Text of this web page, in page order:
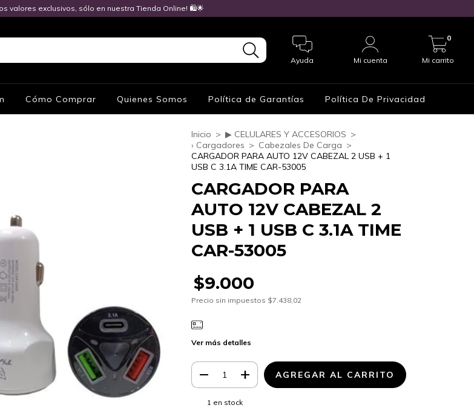
valores exclusivos, sólo en nuestra Tienda Online! 🛍️🌟
Ayuda Mi cuenta Mi carrito
0
Cómo Comprar Quienes Somos Política de Garantías Política De Privacidad
Inicio > ▶ CELULARES Y ACCESORIOS >
› Cargadores > Cabezales De Carga >
CARGADOR PARA AUTO 12V CABEZAL 2 USB + 1
USB C 3.1A TIME CAR-53005
CARGADOR PARA
AUTO 12V CABEZAL 2
USB + 1 USB C 3.1A TIME
CAR-53005
$9.000
Precio sin impuestos $7.438,02
Ver más detalles
1 en stock